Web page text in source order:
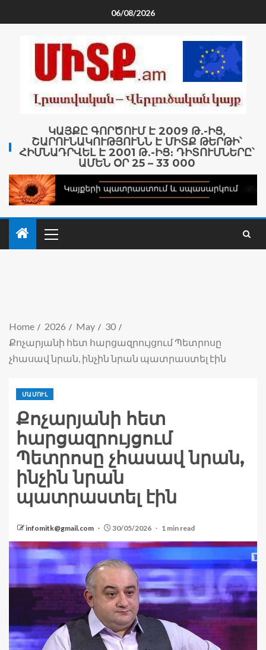
06/08/2026
ԿԱՅՔԸ ԳՈՐԾՈՒՄ Է 2009 Թ․-ԻՑ,
ՇԱՐՈՒՆԱԿՈՒԹՅՈՒՆՆ Է ՄԻՏՔ ԹԵՐԹԻ՝
ՀԻՄՆԱԴՐՎԵԼ Է 2001 Թ․-ԻՑ։ ԴԻՏՈՒՄՆԵՐԸ՝
ԱՄԵՆ ՕՐ 25 – 33 000
Home 2026 May
30
Քոչարյանի հետ հարցազրույցում Պետրոսը
չհասավ նրան, ինչին նրան պատրաստել էին
ՄԱՄՈՒԼ
Քոչարյանի հետ
հարցազրույցում
Պետրոսը չհասավ նրան,
ինչին նրան
պատրաստել էին
infomitk@gmail.com 30/05/2026 1 min read